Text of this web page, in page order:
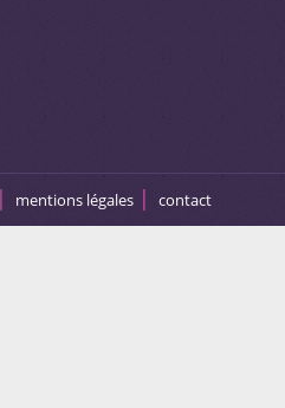
mentions légales contact